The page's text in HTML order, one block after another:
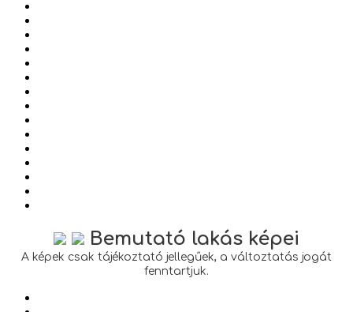
Bemutató lakás képei
A képek csak tájékoztató jellegűek, a változtatás jogát
fenntartjuk.